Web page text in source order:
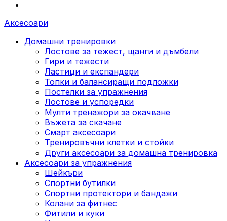
Аксесоари
Домашни тренировки
Лостове за тежест, щанги и дъмбели
Гири и тежести
Ластици и експандери
Топки и балансиращи подложки
Постелки за упражнения
Лостове и успоредки
Мулти тренажори за окачване
Въжета за скачане
Смарт аксесоари
Тренировъчни клетки и стойки
Други аксесоари за домашна тренировка
Аксесоари за упражнения
Шейкъри
Спортни бутилки
Спортни протектори и бандажи
Колани за фитнес
Фитили и куки